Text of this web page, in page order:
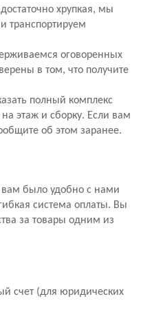
хрупкая, мы
транспортируем
оговоренных
в том, что получите
полный комплекс
этаж и сборку. Если вам
об этом заранее.
было удобно с нами
система оплаты. Вы
за товары одним из
счет (для юридических